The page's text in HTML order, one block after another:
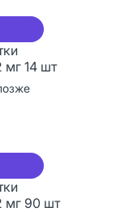
мг 14 шт
мг 90 шт